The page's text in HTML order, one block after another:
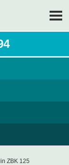
ZBK 125